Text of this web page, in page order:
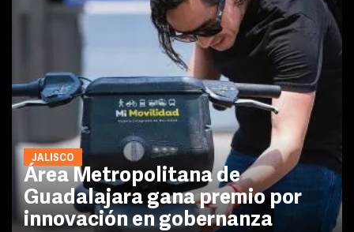
JALISCO
Área Metropolitana de
Guadalajara gana premio por
innovación en gobernanza